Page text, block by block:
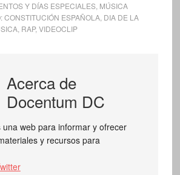
Y DÍAS ESPECIALES, MÚSICA
CONSTITUCIÓN ESPAÑOLA, DIA DE LA
, RAP, VIDEOCLIP
Acerca de
Docentum DC
una web para informar y ofrecer
y recursos para